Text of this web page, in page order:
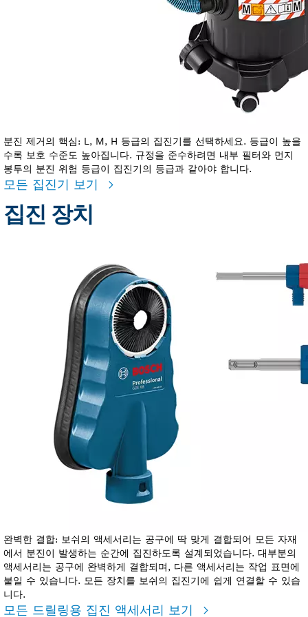
분진 제거의 핵심: L, M, H 등급의 집진기를 선택하세요. 등급이 높을
수록 보호 수준도 높아집니다. 규정을 준수하려면 내부 필터와 먼지
봉투의 분진 위험 등급이 집진기의 등급과 같아야 합니다.
모든 집진기 보기
집진 장치
완벽한 결합: 보쉬의 액세서리는 공구에 딱 맞게 결합되어 모든 자재
에서 분진이 발생하는 순간에 집진하도록 설계되었습니다. 대부분의
액세서리는 공구에 완벽하게 결합되며, 다른 액세서리는 작업 표면에
붙일 수 있습니다. 모든 장치를 보쉬의 집진기에 쉽게 연결할 수 있습
니다.
모든 드릴링용 집진 액세서리 보기